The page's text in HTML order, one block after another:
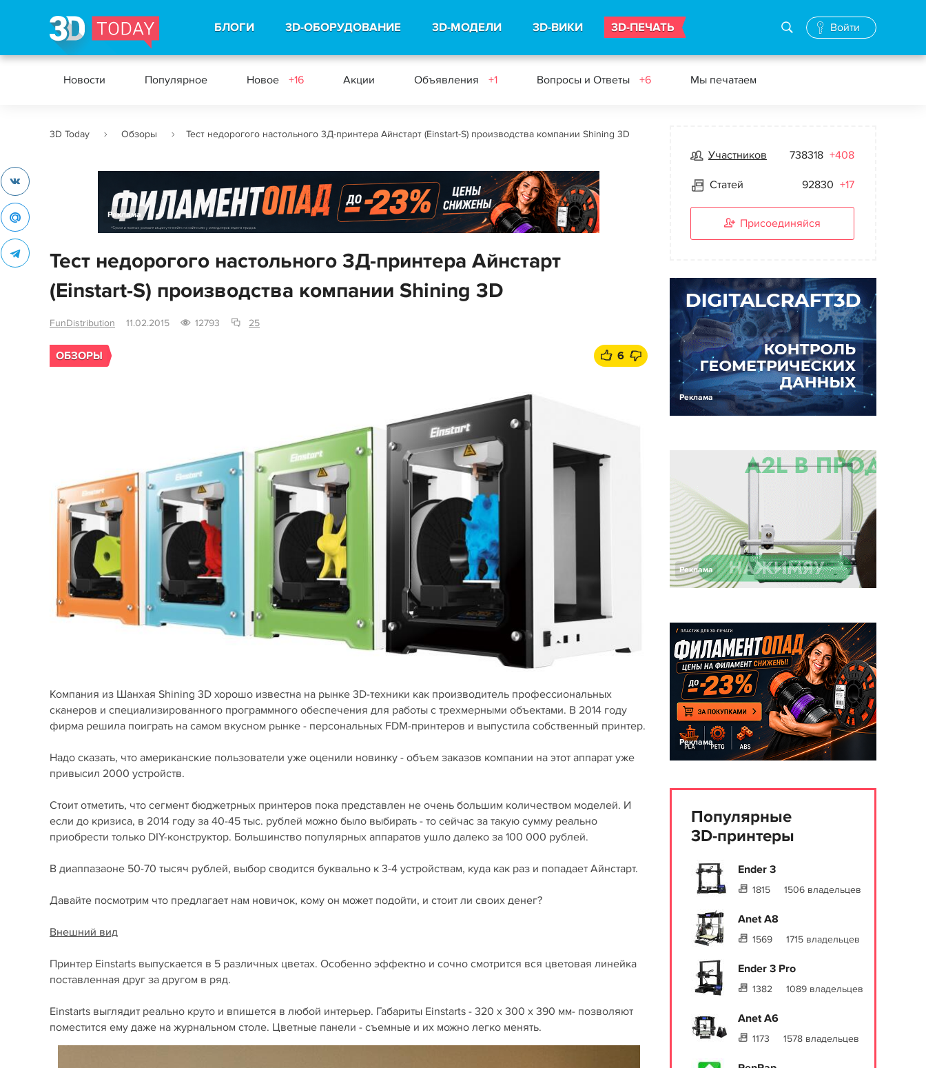
БЛОГИ 3D-ОБОРУДОВАНИЕ 3D-МОДЕЛИ 3D-ВИКИ 3D-ПЕЧАТЬ Войти
Новости Популярное Новое +16 Акции Объявления +1 Вопросы и Ответы +6 Мы печатаем
3D Today Обзоры Тест недорогого настольного 3Д-принтера Айнстарт (Einstart-S) производства компании Shining 3D
Реклама
Тест недорогого настольного 3Д-принтера Айнстарт
(Einstart-S) производства компании Shining 3D
FunDistribution 11.02.2015 12793 25
ОБЗОРЫ 6
Компания из Шанхая Shining 3D хорошо известна на рынке 3D-техники как производитель профессиональных
сканеров и специализированного программного обеспечения для работы с трехмерными объектами. В 2014 году
фирма решила поиграть на самом вкусном рынке - персональных FDM-принтеров и выпустила собственный принтер.
Надо сказать, что американские пользователи уже оценили новинку - объем заказов компании на этот аппарат уже
привысил 2000 устройств.
Стоит отметить, что сегмент бюджетрных принтеров пока представлен не очень большим количеством моделей. И
если до кризиса, в 2014 году за 40-45 тыс. рублей можно было выбирать - то сейчас за такую сумму реально
приобрести только DIY-конструктор. Большинство популярных аппаратов ушло далеко за 100 000 рублей.
В диаппазаоне 50-70 тысяч рублей, выбор сводится буквально к 3-4 устройствам, куда как раз и попадает Айнстарт.
Давайте посмотрим что предлагает нам новичок, кому он может подойти, и стоит ли своих денег?
Внешний вид
Принтер Einstart­s выпускается в 5 различных цветах. Особенно эффектно и сочно смотрится вся цветовая линейка
поставленная друг за другом в ряд.
Einstart­s выглядит реально круто и впишется в любой интерьер. Габариты Einstart­s - 320 х 300 х 390 мм- позволяют
поместится ему даже на журнальном столе. Цветные панели - съемные и их можно легко менять.
Участников 738318 +408
Статей 92830 +17
Присоединяйся
Реклама
Реклама
Реклама
Популярные
3D-принтеры
Ender 3
1815 1506 владельцев
Anet A8
1569 1715 владельцев
Ender 3 Pro
1382 1089 владельцев
Anet A6
1173 1578 владельцев